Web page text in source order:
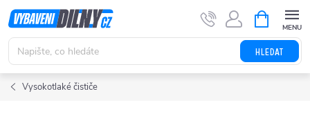
Přejít
na
obsah
HLEDAT
NÁKUPNÍ
KOŠÍK
Vysokotlaké čističe